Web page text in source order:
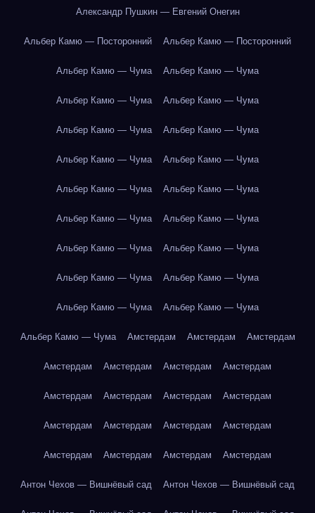
Александр Пушкин — Евгений Онегин
Альбер Камю — Посторонний Альбер Камю — Посторонний
Альбер Камю — Чума Альбер Камю — Чума
Альбер Камю — Чума Альбер Камю — Чума
Альбер Камю — Чума Альбер Камю — Чума
Альбер Камю — Чума Альбер Камю — Чума
Альбер Камю — Чума Альбер Камю — Чума
Альбер Камю — Чума Альбер Камю — Чума
Альбер Камю — Чума Альбер Камю — Чума
Альбер Камю — Чума Альбер Камю — Чума
Альбер Камю — Чума Альбер Камю — Чума
Альбер Камю — Чума Амстердам Амстердам Амстердам
Амстердам Амстердам Амстердам Амстердам
Амстердам Амстердам Амстердам Амстердам
Амстердам Амстердам Амстердам Амстердам
Амстердам Амстердам Амстердам Амстердам
Антон Чехов — Вишнёвый сад Антон Чехов — Вишнёвый сад